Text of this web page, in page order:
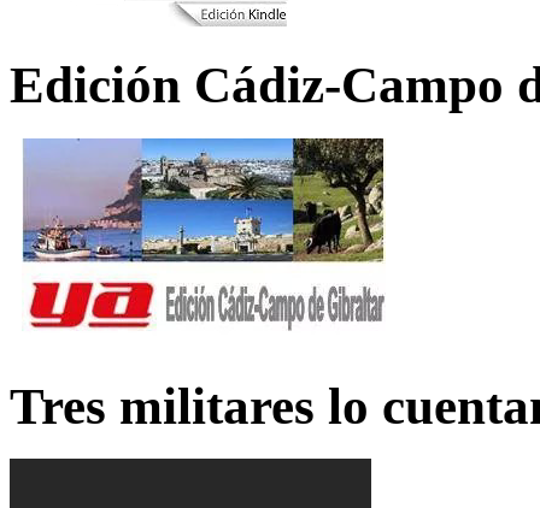
Edición Cádiz-Campo
Tres militares lo